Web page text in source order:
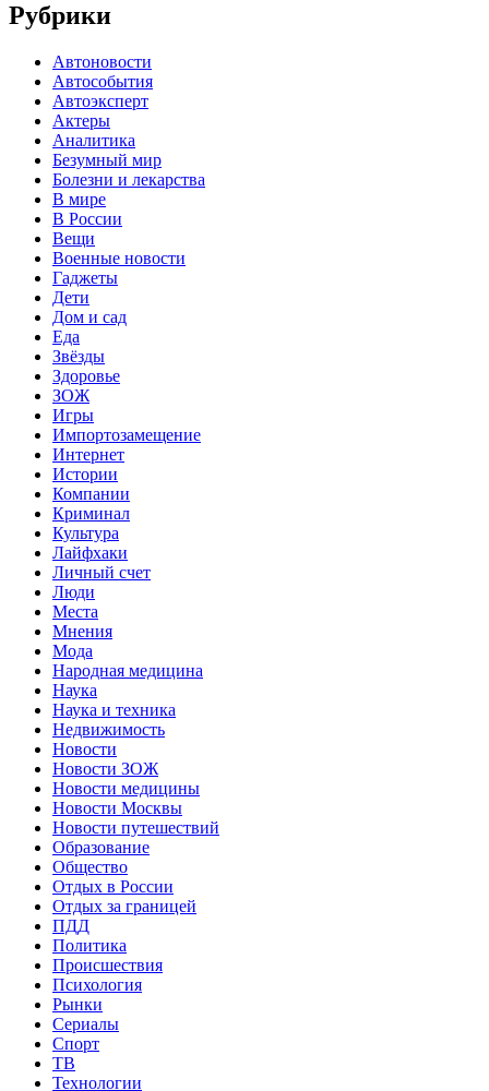
Рубрики
Автоновости
Автособытия
Автоэксперт
Актеры
Аналитика
Безумный мир
Болезни и лекарства
В мире
В России
Вещи
Военные новости
Гаджеты
Дети
Дом и сад
Еда
Звёзды
Здоровье
ЗОЖ
Игры
Импортозамещение
Интернет
Истории
Компании
Криминал
Культура
Лайфхаки
Личный счет
Люди
Места
Мнения
Мода
Народная медицина
Наука
Наука и техника
Недвижимость
Новости
Новости ЗОЖ
Новости медицины
Новости Москвы
Новости путешествий
Образование
Общество
Отдых в России
Отдых за границей
ПДД
Политика
Происшествия
Психология
Рынки
Сериалы
Спорт
ТВ
Технологии